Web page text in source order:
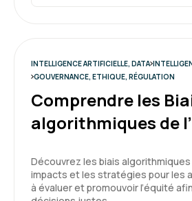
INTELLIGENCE ARTIFICIELLE, DATA
GOUVERNANCE, ETHIQUE, RÉGULATION
Comprendre les
algorithmiques de
Découvrez les biais algorithmiques
impacts et les stratégies pour les
à évaluer et promouvoir l’équité